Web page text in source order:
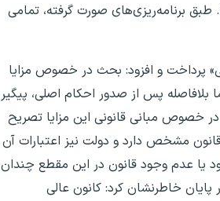
برنامه‌ریزی‌های صورت گرفته، تمامی
پرداخت و افزود: بحث در خصوص مزایا
پس از صدور احکام اصلی، پیگیر
خصوص مبانی قانونی این مزایا تصریح
مشخص دارد و دولت نیز اعتبارات آن
یا عدم وجود قانون در این مقطع چندان
اسدی در پایان خاطرنشان کرد: کانون عالی